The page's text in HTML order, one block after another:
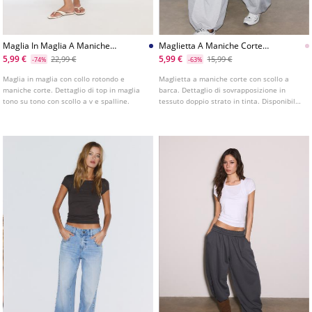
Maglia In Maglia A Maniche
Corte Con Sovrapposizione
5,99 € -74% 22,99 €
Maglia in maglia con collo rotondo e
maniche corte. Dettaglio di top in maglia
tono su tono con scollo a v e spalline.
Maglietta A Maniche Corte
Doppio Strato
5,99 € -63% 15,99 €
Maglietta a maniche corte con scollo a
barca. Dettaglio di sovrapposizione in
tessuto doppio strato in tinta. Disponibile